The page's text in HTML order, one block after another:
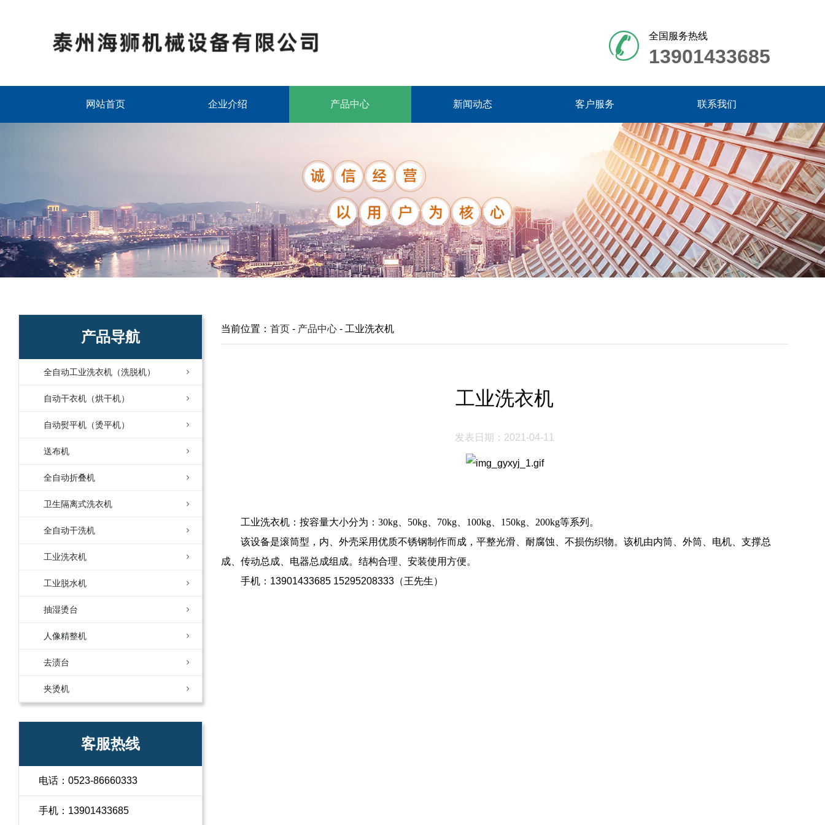
全国服务热线
13901433685
网站首页 企业介绍 产品中心 新闻动态 客户服务 联系我们
产品导航
全自动工业洗衣机（洗脱机）
自动干衣机（烘干机）
自动熨平机（烫平机）
送布机
全自动折叠机
卫生隔离式洗衣机
全自动干洗机
工业洗衣机
工业脱水机
抽湿烫台
人像精整机
去渍台
夹烫机
客服热线
电话：0523-86660333
手机：13901433685
当前位置： 首页 - 产品中心 - 工业洗衣机
工业洗衣机
发表日期：2021-04-11
工业洗衣机：按容量大小分为：30kg、50kg、70kg、100kg、150kg、200kg等系列。
该设备是滚筒型，内、外壳采用优质不锈钢制作而成，平整光滑、耐腐蚀、不损伤织物。该机由内筒、外筒、电机、支撑总
成、传动总成、电器总成组成。结构合理、安装使用方便。
手机：13901433685 15295208333（王先生）